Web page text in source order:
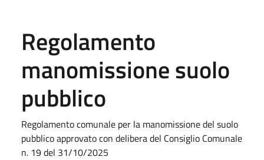
Regolamento
manomissione suolo
pubblico
Regolamento comunale per la manomissione del suolo
pubblico approvato con delibera del Consiglio Comunale
n. 19 del 31/10/2025